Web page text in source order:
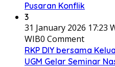
Pusaran Konflik
3
31 January 2026 17:23
WIB0 Comment
RKP DIY bersama
UGM Gelar Seminar